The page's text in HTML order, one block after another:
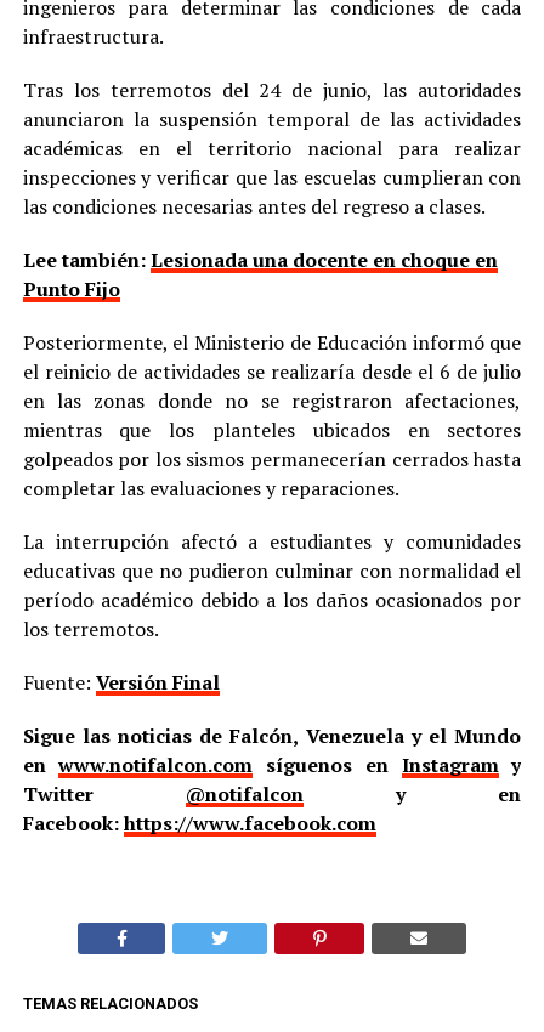
ingenieros para determinar las condiciones de cada
infraestructura.
Tras los terremotos del 24 de junio, las autoridades
anunciaron la suspensión temporal de las actividades
académicas en el territorio nacional para realizar
inspecciones y verificar que las escuelas cumplieran con
las condiciones necesarias antes del regreso a clases.
Lee también:Lesionada una docente en choque en
Punto Fijo
Posteriormente, el Ministerio de Educación informó que
el reinicio de actividades se realizaría desde el 6 de julio
en las zonas donde no se registraron afectaciones,
mientras que los planteles ubicados en sectores
golpeados por los sismos permanecerían cerrados hasta
completar las evaluaciones y reparaciones.
La interrupción afectó a estudiantes y comunidades
educativas que no pudieron culminar con normalidad el
período académico debido a los daños ocasionados por
los terremotos.
Fuente: Versión Final
Sigue las noticias de Falcón, Venezuela y el Mundo
enwww.notifalcon.com síguenos en Instagramy
Twitter @notifalcony en
Facebook:https://www.facebook.com
TEMAS RELACIONADOS